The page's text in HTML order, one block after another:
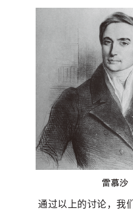
通过以上的讨论，我